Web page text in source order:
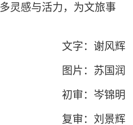
灵感与活力，为文旅事
文字：谢风辉
图片：苏国润
初审：岑锦明
复审：刘景辉